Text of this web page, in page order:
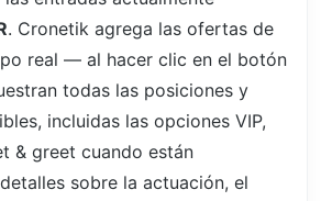
. Cronetik agrega las ofertas de
real — al hacer clic en el botón
todas las posiciones y
incluidas las opciones VIP,
& greet cuando están
sobre la actuación, el